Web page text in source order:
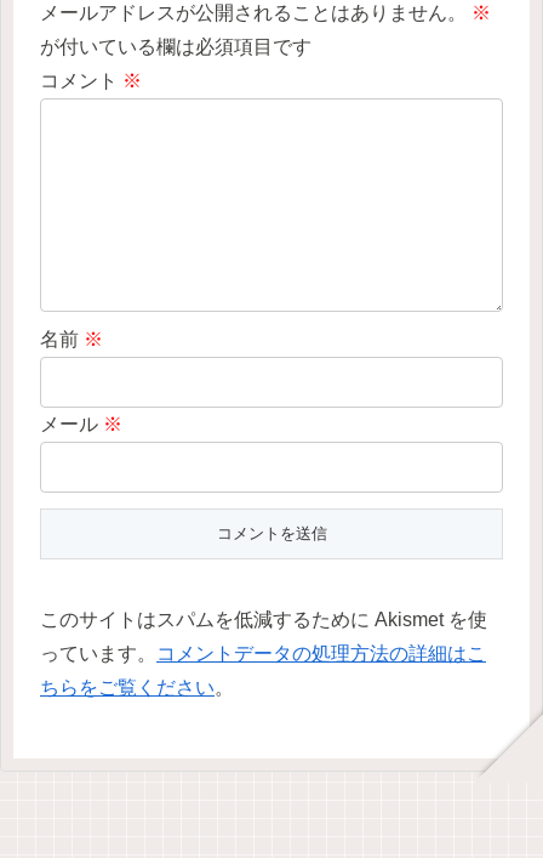
メールアドレスが公開されることはありません。
※
が付いている欄は必須項目です
コメント ※
名前 ※
メール ※
このサイトはスパムを低減するために Akismet を使
っています。
コメントデータの処理方法の詳細はこ
ちらをご覧ください。